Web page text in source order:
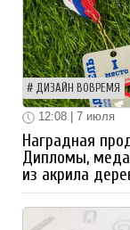
ДИЗАЙН ВОВРЕМЯ
12:08 | 7 июля
Наградная
Дипломы,
из акрила